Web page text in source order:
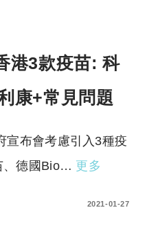
港3款疫苗: 科
康+常見問題
宣布會考慮引入3種疫
、德國Bio… 更多
2021-01-27